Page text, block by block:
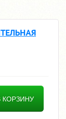
КОРЗИНУ